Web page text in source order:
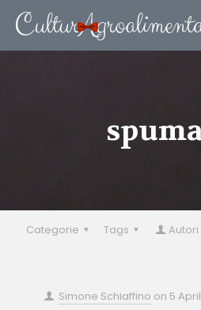
Categorie Tags Autori
Simone Schiaffino on 5